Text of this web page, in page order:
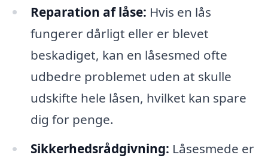
Reparation af låse: Hvis en lås
fungerer dårligt eller er blevet
beskadiget, kan en låsesmed ofte
udbedre problemet uden at skulle
udskifte hele låsen, hvilket kan spare
dig for penge.
Sikkerhedsrådgivning: Låsesmede er